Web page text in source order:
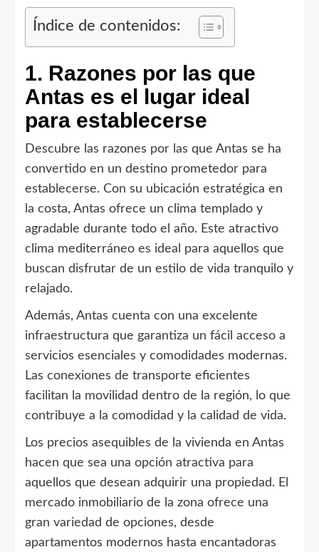
Índice de contenidos:
1. Razones por las que
Antas es el lugar ideal
para establecerse
Descubre las razones por las que Antas se ha
convertido en un destino prometedor para
establecerse. Con su ubicación estratégica en
la costa, Antas ofrece un clima templado y
agradable durante todo el año. Este atractivo
clima mediterráneo es ideal para aquellos que
buscan disfrutar de un estilo de vida tranquilo y
relajado.
Además, Antas cuenta con una excelente
infraestructura que garantiza un fácil acceso a
servicios esenciales y comodidades modernas.
Las conexiones de transporte eficientes
facilitan la movilidad dentro de la región, lo que
contribuye a la comodidad y la calidad de vida.
Los precios asequibles de la vivienda en Antas
hacen que sea una opción atractiva para
aquellos que desean adquirir una propiedad. El
mercado inmobiliario de la zona ofrece una
gran variedad de opciones, desde
apartamentos modernos hasta encantadoras